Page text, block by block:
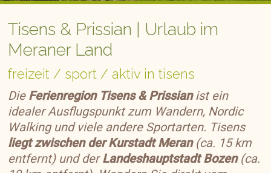
Tisens & Prissian | Urlaub im
Meraner Land
freizeit / sport / aktiv in tisens
Die Ferienregion Tisens & Prissianist ein
idealer Ausflugspunkt zum Wandern, Nordic
Walking und viele andere Sportarten. Tisens
liegt zwischen der Kurstadt Meran(ca. 15 km
entfernt) und derLandeshauptstadt Bozen(ca.